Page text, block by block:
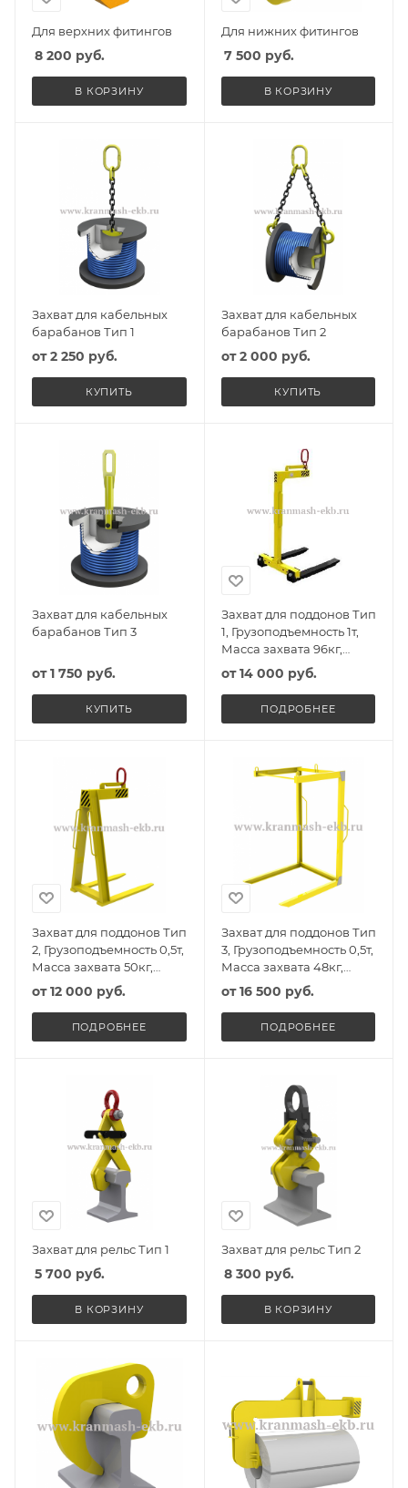
Для верхних фитингов
8 200 руб.
В КОРЗИНУ
Для нижних фитингов
7 500 руб.
В КОРЗИНУ
Захват для кабельных
барабанов Тип 1
от2 250 руб.
КУПИТЬ
Захват для кабельных
барабанов Тип 2
от2 000 руб.
КУПИТЬ
Захват для кабельных
барабанов Тип 3
от1 750 руб.
КУПИТЬ
Захват для поддонов Тип
1, Грузоподъемность 1т,
Масса захвата 96кг,
Высота захвата 1290мм
от14 000 руб.
ПОДРОБНЕЕ
Захват для поддонов Тип
2, Грузоподъемность 0,5т,
Масса захвата 50кг,
Высота захвата 1165мм
от12 000 руб.
ПОДРОБНЕЕ
Захват для поддонов Тип
3, Грузоподъемность 0,5т,
Масса захвата 48кг,
Высота захвата 1200мм
от16 500 руб.
ПОДРОБНЕЕ
Захват для рельс Тип 1
5 700 руб.
В КОРЗИНУ
Захват для рельс Тип 2
8 300 руб.
В КОРЗИНУ